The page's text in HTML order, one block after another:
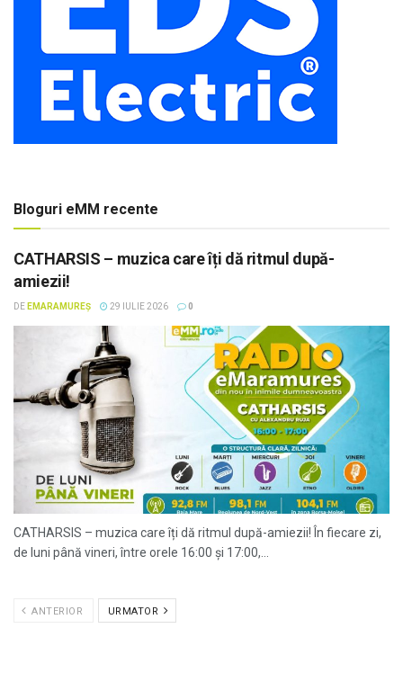
Bloguri eMM recente
CATHARSIS – muzica care îți dă ritmul după-
amiezii!
DE EMARAMUREȘ 29 IULIE 2026 0
CATHARSIS – muzica care îți dă ritmul după-amiezii! În fiecare zi,
de luni până vineri, între orele 16:00 și 17:00,...
ANTERIOR URMATOR